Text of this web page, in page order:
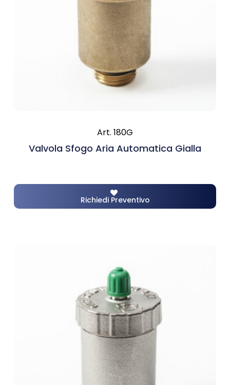
Art. 180G
Valvola Sfogo Aria Automatica Gialla
Richiedi Preventivo